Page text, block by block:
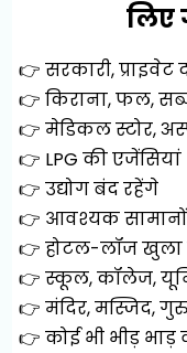
लिए
👉 सरकारी,
👉 किराना, फल,
👉 मेडिकल स्टोर,
👉 LPG की
👉 उद्योग बंद रहेंगे
👉 आवश्यक सामानों
👉 होटल-लॉज खुला
👉 स्कूल, कॉलेज,
👉 मंदिर, मस्जिद,
👉 कोई भी भीड़ भाड़